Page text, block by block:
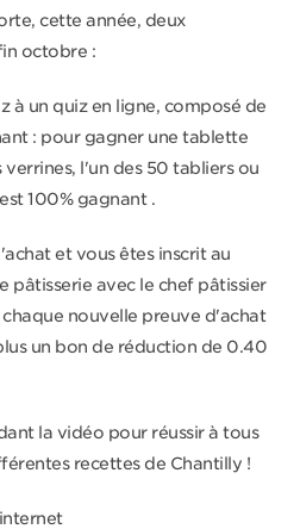
cette année, deux
octobre :
à un quiz en ligne, composé de
: pour gagner une tablette
l'un des 50 tabliers ou
100% gagnant .
et vous êtes inscrit au
pâtisserie avec le chef pâtissier
nouvelle preuve d'achat
un bon de réduction de 0.40
la vidéo pour réussir à tous
recettes de Chantilly !